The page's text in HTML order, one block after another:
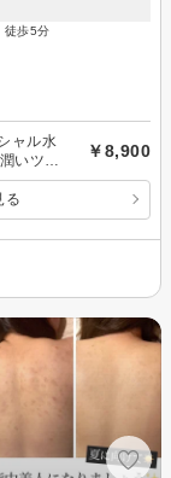
徒歩5分
ャル水
いツヤ
￥8,900
る